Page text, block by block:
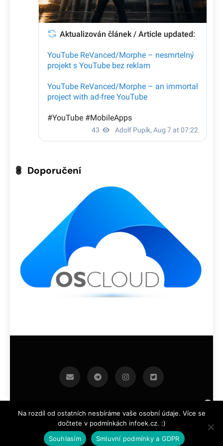
Doporučení
infoek.cz 2026.Developed By BlazeThemes .
Na rozdíl od ostatních nesbíráme vaše osobní údaje. Více se
dočtete v podmínkách infoek.cz. :)
Souhlasím
Smluvní podmínky a GDPR